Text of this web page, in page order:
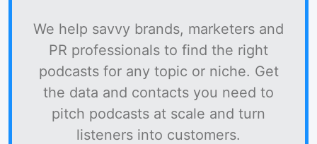
We help savvy brands, marketers and
PR professionals to find the right
podcasts for any topic or niche. Get
the data and contacts you need to
pitch podcasts at scale and turn
listeners into customers.